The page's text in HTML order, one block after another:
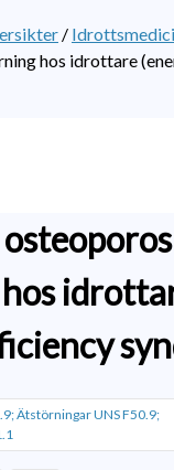
/
hos idrottare
Ätstörningar UNS F50.9;